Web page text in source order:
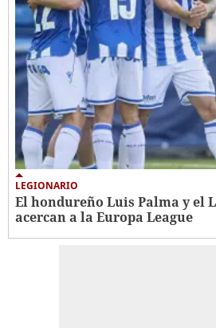
LEGIONARIO
El hondureño Luis Palma y el
acercan a la Europa League